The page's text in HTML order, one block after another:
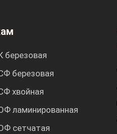
березовая
березовая
хвойная
ламинированная
сетчатая